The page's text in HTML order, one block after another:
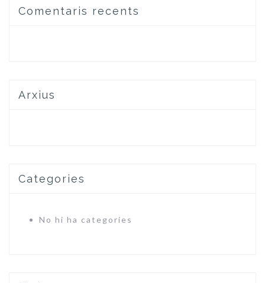
Comentaris recents
Arxius
Categories
No hi ha categories